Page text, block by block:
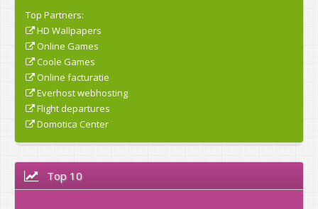
Top Partners:
HD Wallpapers
Online Games
Coole Games
Online facturatie
Everhost webhosting
Flight departures
Domotica Center
Top 10